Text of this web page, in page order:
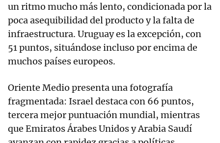
un ritmo mucho más lento, condicionada por la
poca asequibilidad del producto y la falta de
infraestructura. Uruguay es la excepción, con
51 puntos, situándose incluso por encima de
muchos países europeos.
Oriente Medio presenta una fotografía
fragmentada: Israel destaca con 66 puntos,
tercera mejor puntuación mundial, mientras
que Emiratos Árabes Unidos y Arabia Saudí